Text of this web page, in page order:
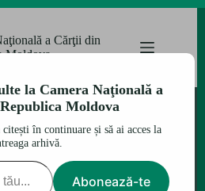
a Cărţii din
Moldova
la Camera Naţională a
Moldova
citești în continuare și să ai acces la
arhivă.
Abonează-te